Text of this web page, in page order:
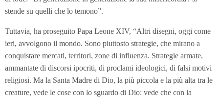
stende su quelli che lo temono”.
Tuttavia, ha proseguito Papa Leone XIV, “Altri disegni, oggi come
ieri, avvolgono il mondo. Sono piuttosto strategie, che mirano a
conquistare mercati, territori, zone di influenza. Strategie armate,
ammantate di discorsi ipocriti, di proclami ideologici, di falsi motivi
religiosi. Ma la Santa Madre di Dio, la più piccola e la più alta tra le
creature, vede le cose con lo sguardo di Dio: vede che con la